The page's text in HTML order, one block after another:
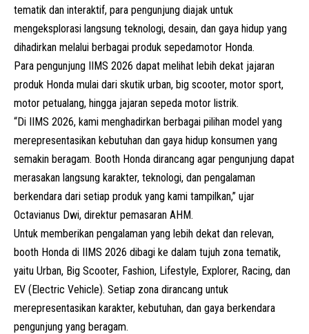
tematik dan interaktif, para pengunjung diajak untuk
mengeksplorasi langsung teknologi, desain, dan gaya hidup yang
dihadirkan melalui berbagai produk sepedamotor Honda.
Para pengunjung IIMS 2026 dapat melihat lebih dekat jajaran
produk Honda mulai dari skutik urban, big scooter, motor sport,
motor petualang, hingga jajaran sepeda motor listrik.
“Di IIMS 2026, kami menghadirkan berbagai pilihan model yang
merepresentasikan kebutuhan dan gaya hidup konsumen yang
semakin beragam. Booth Honda dirancang agar pengunjung dapat
merasakan langsung karakter, teknologi, dan pengalaman
berkendara dari setiap produk yang kami tampilkan,” ujar
Octavianus Dwi, direktur pemasaran AHM.
Untuk memberikan pengalaman yang lebih dekat dan relevan,
booth Honda di IIMS 2026 dibagi ke dalam tujuh zona tematik,
yaitu Urban, Big Scooter, Fashion, Lifestyle, Explorer, Racing, dan
EV (Electric Vehicle). Setiap zona dirancang untuk
merepresentasikan karakter, kebutuhan, dan gaya berkendara
pengunjung yang beragam.